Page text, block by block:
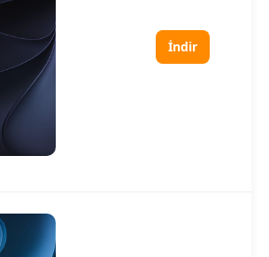
İndir